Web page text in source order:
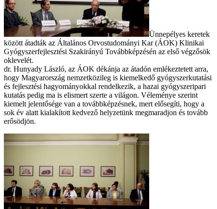
Ünnepélyes keretek
között átadták az Általános Orvostudományi Kar (ÁOK) Klinikai
Gyógyszerfejlesztési Szakirányú Továbbképzésén az első végzősök
oklevelét.
dr. Hunyady László, az ÁOK dékánja az átadón emlékeztetett arra,
hogy Magyarország nemzetközileg is kiemelkedő gyógyszerkutatási
és fejlesztési hagyományokkal rendelkezik, a hazai gyógyszeripari
kutatás pedig ma is elismert szerte a világon. Véleménye szerint
kiemelt jelentősége van a továbbképzésnek, mert elősegíti, hogy a
sok év alatt kialakított kedvező helyzetünk megmaradjon és tovább
erősödjön.